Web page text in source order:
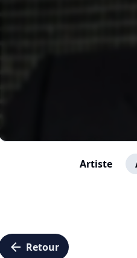
Artiste
arrow_left Retour